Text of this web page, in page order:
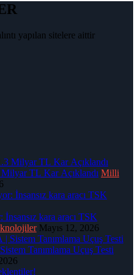
yapılan sitelere aittir
TL Kar Açıklandı Milli
kara aracı TSK
Mayıs 12, 2026
Tanımlama Uçuş Testi